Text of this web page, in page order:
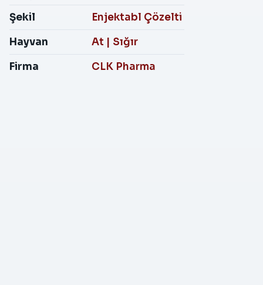
Şekil
Enjektabl Çözelti
Hayvan
At
Sığır
Firma
CLK Pharma